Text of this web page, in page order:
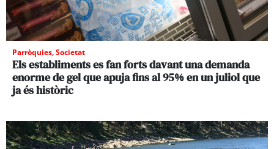
Parròquies,Societat
Els establiments es fan forts davant una demanda
enorme de gel que apuja fins al 95% en un juliol que
ja és històric